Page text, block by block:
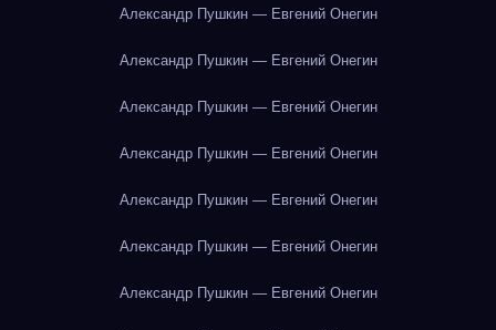
Александр Пушкин — Евгений Онегин
Александр Пушкин — Евгений Онегин
Александр Пушкин — Евгений Онегин
Александр Пушкин — Евгений Онегин
Александр Пушкин — Евгений Онегин
Александр Пушкин — Евгений Онегин
Александр Пушкин — Евгений Онегин